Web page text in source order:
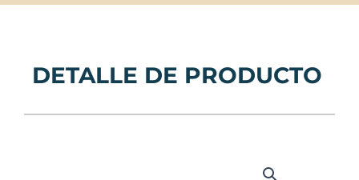
DETALLE DE PRODUCTO